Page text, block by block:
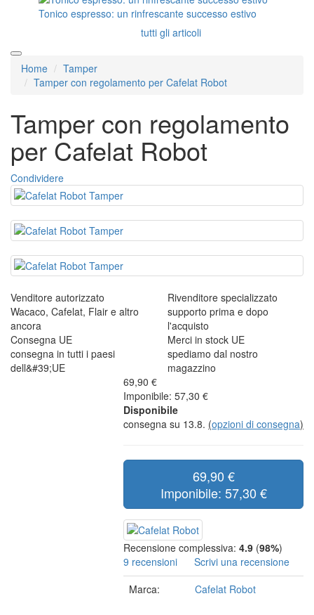
Tonico espresso: un rinfrescante successo estivo
tutti gli articoli
Home
Tamper
Tamper con regolamento per Cafelat Robot
Tamper con regolamento
per Cafelat Robot
Condividere
Venditore autorizzato
Wacaco, Cafelat, Flair e altro
ancora
Rivenditore specializzato
supporto prima e dopo
l'acquisto
Consegna UE
consegna in tutti i paesi
dell&#39;UE
Merci in stock UE
spediamo dal nostro
magazzino
69,90 €
Imponibile: 57,30 €
Disponibile
consegna su 13.8. (opzioni di consegna)
69,90 €
Imponibile: 57,30 €
Recensione complessiva: 4.9 (98%)
9 recensioni
Scrivi una recensione
Marca:
Cafelat Robot